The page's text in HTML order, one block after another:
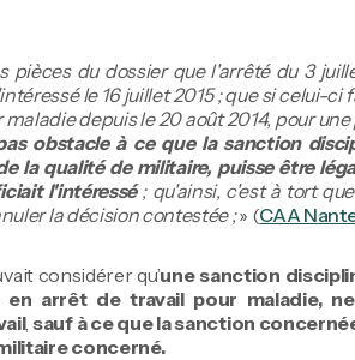
pièces du dossier que l'arrêté du 3
le 16 juillet 2015 ; que si celui-
depuis le 20 août 2014, pour
obstacle à ce que la sanction
la qualité de militaire, puisse être
l'intéressé; qu'ainsi, c'est à tort
la décision contestée ;» (CAA
considérer qu’une sanction
en arrêt de travail pour maladie,
,sauf à ce que la sanction
concerné.